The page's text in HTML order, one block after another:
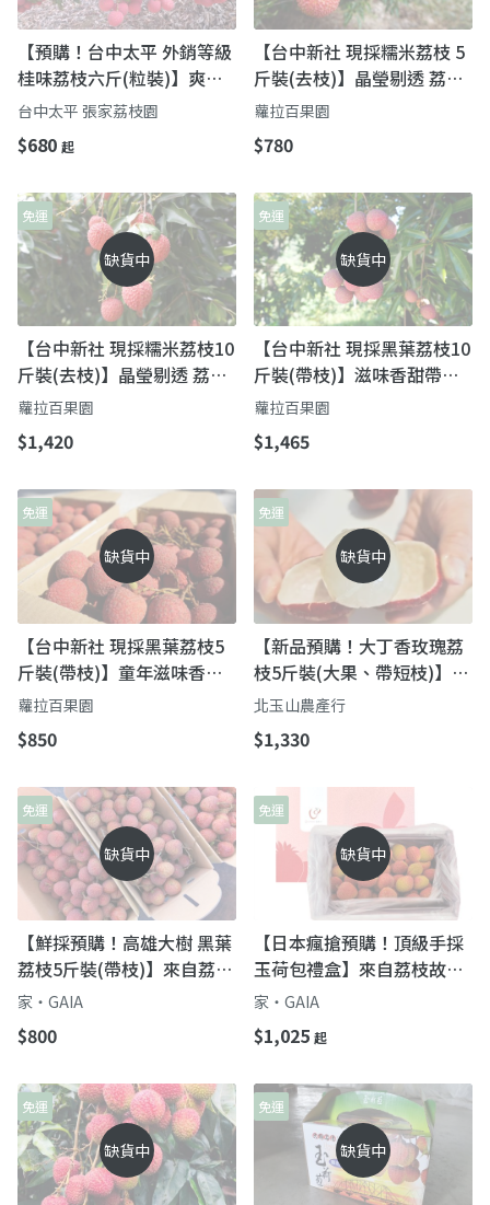
【預購！台中太平 外銷等級
桂味荔枝六斤(粒裝)】爽脆
Ｑ彈 香氣十足
台中太平 張家荔枝園
$680 起
【台中新社 現採糯米荔枝 5
斤裝(去枝)】晶瑩剔透 荔枝
界的精品
蘿拉百果園
$780
缺貨中
免運
【台中新社 現採糯米荔枝10
斤裝(去枝)】晶瑩剔透 荔枝
界的精品
蘿拉百果園
$1,420
缺貨中
免運
【台中新社 現採黑葉荔枝10
斤裝(帶枝)】滋味香甜帶一
點微酸多層次口感
蘿拉百果園
$1,465
缺貨中
免運
【台中新社 現採黑葉荔枝5
斤裝(帶枝)】童年滋味香甜
帶一點微酸多層次口感
蘿拉百果園
$850
缺貨中
免運
【新品預購！大丁香玫瑰荔
枝5斤裝(大果、帶短枝)】頂
級霸王荔枝 當日鮮採直送
北玉山農產行
$1,330
缺貨中
免運
【鮮採預購！高雄大樹 黑葉
荔枝5斤裝(帶枝)】來自荔枝
故鄉-傳統的美好滋味
家‧GAIA
$800
缺貨中
免運
【日本瘋搶預購！頂級手採
玉荷包禮盒】來自荔枝故鄉-
高雄大樹的果中皇后
家‧GAIA
$1,025 起
缺貨中
免運
缺貨中
免運